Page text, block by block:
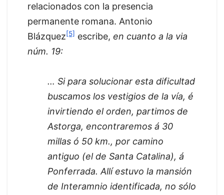
relacionados con la presencia
permanente romana. Antonio
Blázquez[5] escribe, en cuanto a la via
núm. 19:
… Si para solucionar esta dificultad
buscamos los vestigios de la vía, é
invirtiendo el orden, partimos de
Astorga, encontraremos á 30
millas ó 50 km., por camino
antiguo (el de Santa Catalina), á
Ponferrada. Allí estuvo la mansión
de Interamnio identificada, no sólo